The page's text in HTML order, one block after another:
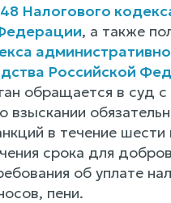
Налогового
, а также
Российской
обращается в суд с
взыскании
в течение шести
срока для
об уплате
пени.